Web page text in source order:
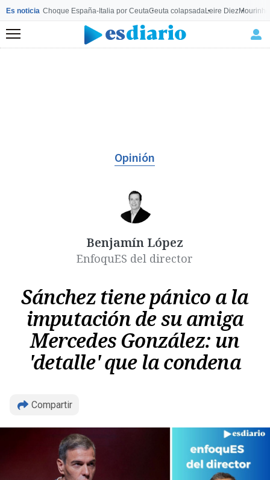
Es noticia Choque España-Italia por CeutaCeuta colapsadaLeire Diez
Menú
Opinión
Benjamín López
EnfoquES del director
Sánchez tiene pánico a la
imputación de su amiga
Mercedes González: un
'detalle' que la condena
Compartir